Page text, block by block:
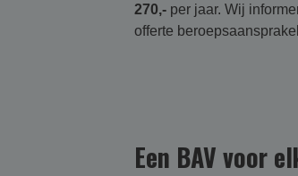
270,- per jaar. Wij
offerte
Een BAV voor